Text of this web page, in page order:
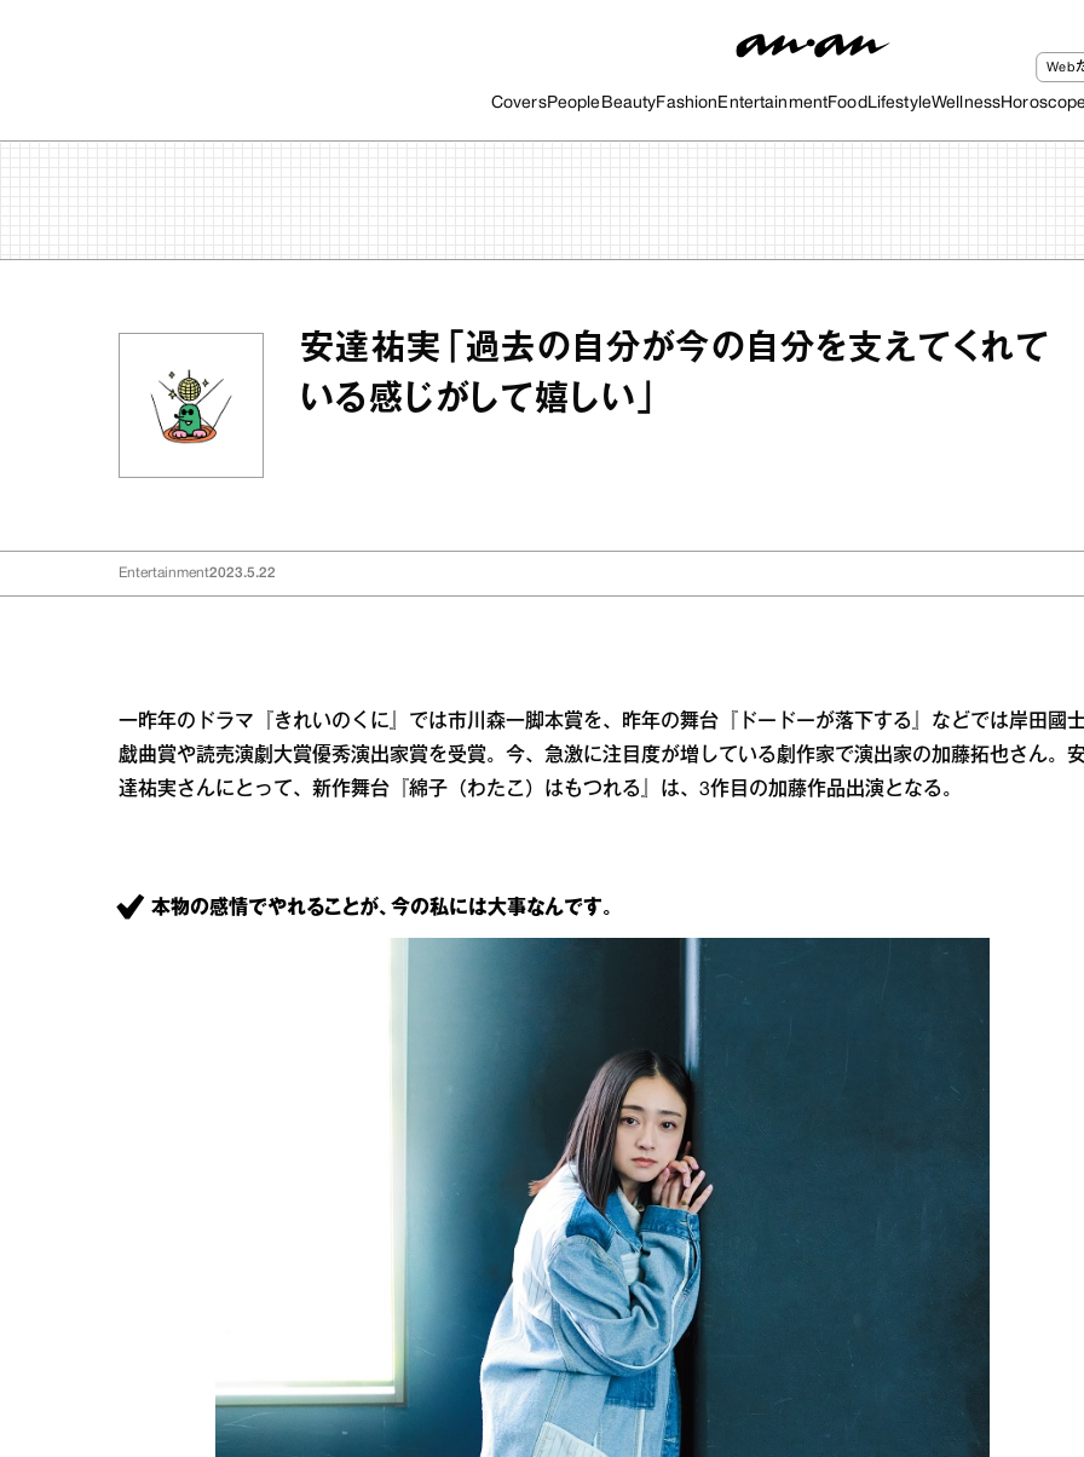
CoversPeople BeautyFashion EntertainmentFood LifestyleWellness
Web
安達祐実「過去の自分が今の自分を支えてくれて
いる感じがして嬉しい」
Entertainment2023.5.22
一昨年のドラマ『きれいのくに』では市川森一脚本賞を、昨年の舞台『ドードーが落下する』などでは岸田國
戯曲賞や読売演劇大賞優秀演出家賞を受賞。今、急激に注目度が増している劇作家で演出家の加藤拓也さん。
達祐実さんにとって、新作舞台『綿子（わたこ）はもつれる』は、3作目の加藤作品出演となる。
本物の感情でやれることが、今の私には大事なんです。